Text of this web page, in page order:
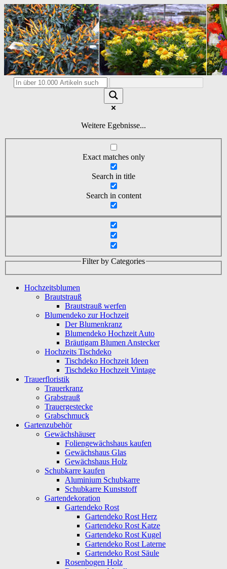
Weitere Egebnisse...
Exact matches only
Search in title
Search in content
Filter by Categories
Hochzeitsblumen
Brautstrauß
Brautstrauß werfen
Blumendeko zur Hochzeit
Der Blumenkranz
Blumendeko Hochzeit Auto
Bräutigam Blumen Anstecker
Hochzeits Tischdeko
Tischdeko Hochzeit Ideen
Tischdeko Hochzeit Vintage
Trauerfloristik
Trauerkranz
Grabstrauß
Trauergestecke
Grabschmuck
Gartenzubehör
Gewächshäuser
Foliengewächshaus kaufen
Gewächshaus Glas
Gewächshaus Holz
Schubkarre kaufen
Aluminium Schubkarre
Schubkarre Kunststoff
Gartendekoration
Gartendeko Rost
Gartendeko Rost Herz
Gartendeko Rost Katze
Gartendeko Rost Kugel
Gartendeko Rost Laterne
Gartendeko Rost Säule
Rosenbogen Holz